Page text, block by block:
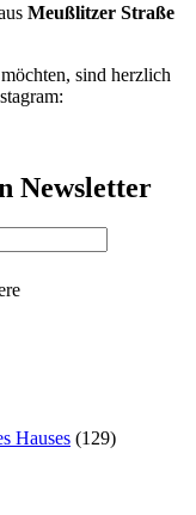
Meußlitzer Straße
sind herzlich
Newsletter
Hauses (129)